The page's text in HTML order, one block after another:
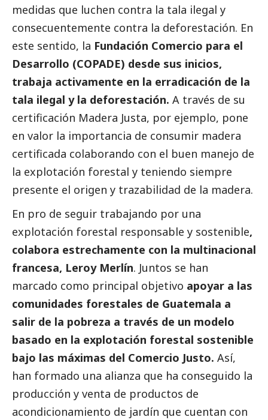
medidas que luchen contra la tala ilegal y
consecuentemente contra la deforestación. En
este sentido, la Fundación Comercio para el
Desarrollo (COPADE) desde sus inicios,
trabaja activamente en la erradicación de la
tala ilegal y la deforestación. A través de su
certificación Madera Justa, por ejemplo, pone
en valor la importancia de consumir madera
certificada colaborando con el buen manejo de
la explotación forestal y teniendo siempre
presente el origen y trazabilidad de la madera.
En pro de seguir trabajando por una
explotación forestal responsable y sostenible,
colabora estrechamente con la multinacional
francesa, Leroy Merlín. Juntos se han
marcado como principal objetivo apoyar a las
comunidades forestales de Guatemala a
salir de la pobreza a través de un modelo
basado en la explotación forestal sostenible
bajo las máximas del Comercio Justo. Así,
han formado una alianza que ha conseguido la
producción y venta de productos de
acondicionamiento de jardín que cuentan con